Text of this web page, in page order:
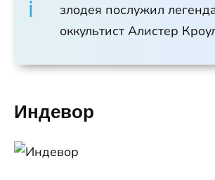
злодея послужил
оккультист Алистер
Индевор